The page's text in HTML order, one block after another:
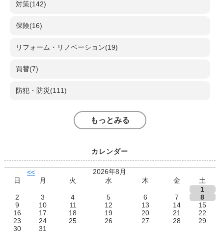
対策(142)
保険(16)
リフォーム・リノベーション(19)
買替(7)
防犯・防災(111)
もっとみる
カレンダー
<<
2026年8月
日
月 火 水 木 金
土
1
2
3 4 5 6 7
8
9
10 11 12 13 14
15
16
17 18 19 20 21
22
23
24 25 26 27 28
29
30
31